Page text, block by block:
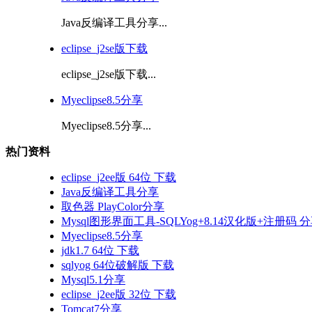
Java反编译工具分享...
eclipse_j2se版下载
eclipse_j2se版下载...
Myeclipse8.5分享
Myeclipse8.5分享...
热门资料
eclipse_j2ee版 64位 下载
Java反编译工具分享
取色器 PlayColor分享
Mysql图形界面工具-SQLYog+8.14汉化版+注册码
Myeclipse8.5分享
jdk1.7 64位 下载
sqlyog 64位破解版 下载
Mysql5.1分享
eclipse_j2ee版 32位 下载
Tomcat7分享